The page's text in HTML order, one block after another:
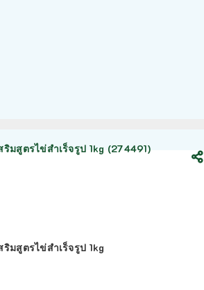
มสูตรไข่สำเร็จรูป 1kg (274491)
มสูตรไข่สำเร็จรูป 1kg